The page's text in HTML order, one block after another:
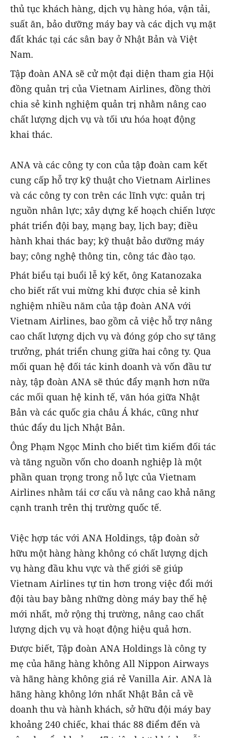
thủ tục khách hàng, dịch vụ hàng hóa, vận tải,
suất ăn, bảo dưỡng máy bay và các dịch vụ mặt
đất khác tại các sân bay ở Nhật Bản và Việt
Nam.
Tập đoàn ANA sẽ cử một đại diện tham gia Hội
đồng quản trị của Vietnam Airlines, đồng thời
chia sẻ kinh nghiệm quản trị nhằm nâng cao
chất lượng dịch vụ và tối ưu hóa hoạt động
khai thác.
ANA và các công ty con của tập đoàn cam kết
cung cấp hỗ trợ kỹ thuật cho Vietnam Airlines
và các công ty con trên các lĩnh vực: quản trị
nguồn nhân lực; xây dựng kế hoạch chiến lược
phát triển đội bay, mạng bay, lịch bay; điều
hành khai thác bay; kỹ thuật bảo dưỡng máy
bay; công nghệ thông tin, công tác đào tạo.
Phát biểu tại buổi lễ ký kết, ông Katanozaka
cho biết rất vui mừng khi được chia sẻ kinh
nghiệm nhiều năm của tập đoàn ANA với
Vietnam Airlines, bao gồm cả việc hỗ trợ nâng
cao chất lượng dịch vụ và đóng góp cho sự tăng
trưởng, phát triển chung giữa hai công ty. Qua
mối quan hệ đối tác kinh doanh và vốn đầu tư
này, tập đoàn ANA sẽ thúc đẩy mạnh hơn nữa
các mối quan hệ kinh tế, văn hóa giữa Nhật
Bản và các quốc gia châu Á khác, cũng như
thúc đẩy du lịch Nhật Bản.
Ông Phạm Ngọc Minh cho biết tìm kiếm đối tác
và tăng nguồn vốn cho doanh nghiệp là một
phần quan trọng trong nỗ lực của Vietnam
Airlines nhằm tái cơ cấu và nâng cao khả năng
cạnh tranh trên thị trường quốc tế.
Việc hợp tác với ANA Holdings, tập đoàn sở
hữu một hàng hàng không có chất lượng dịch
vụ hàng đầu khu vực và thế giới sẽ giúp
Vietnam Airlines tự tin hơn trong việc đổi mới
đội tàu bay bằng những dòng máy bay thế hệ
mới nhất, mở rộng thị trường, nâng cao chất
lượng dịch vụ và hoạt động hiệu quả hơn.
Được biết, Tập đoàn ANA Holdings là công ty
mẹ của hãng hàng không All Nippon Airways
và hãng hàng không giá rẻ Vanilla Air. ANA là
hãng hàng không lớn nhất Nhật Bản cả về
doanh thu và hành khách, sở hữu đội máy bay
khoảng 240 chiếc, khai thác 88 điểm đến và